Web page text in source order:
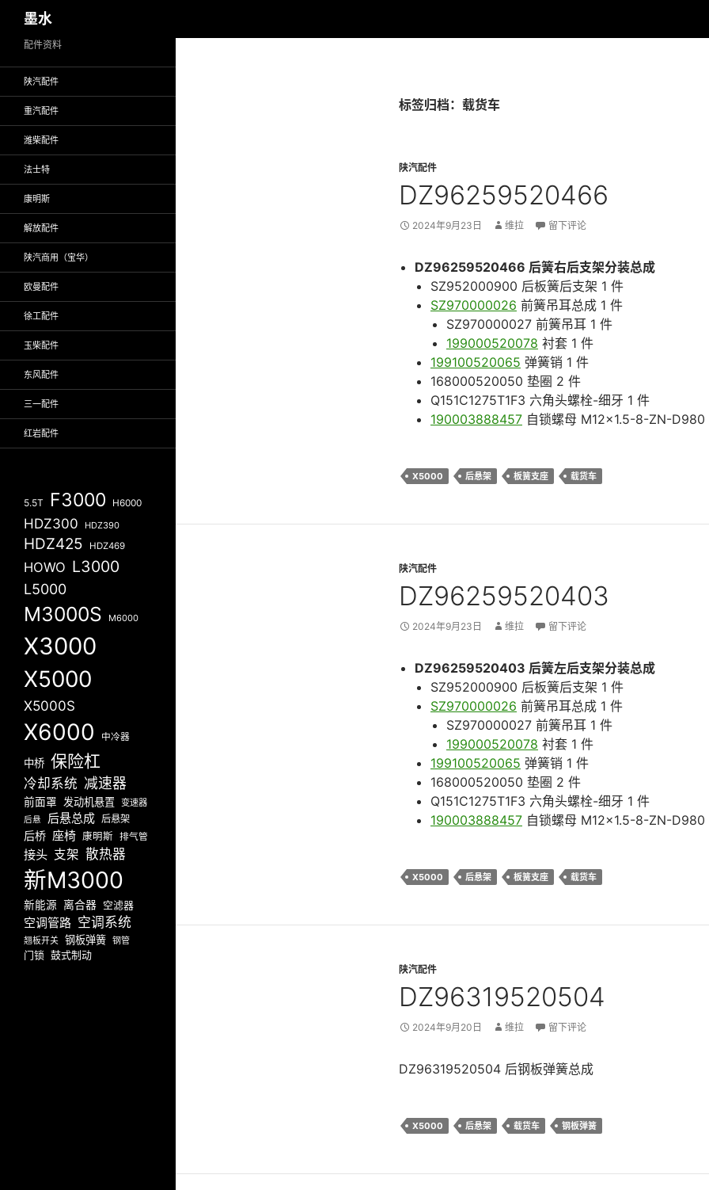
至
墨水
标签归档：载货车
陕汽配件
DZ96259520466
2024年9月23日 维拉 留下评论
DZ96259520466 后簧右后支架分装总成
SZ952000900 后板簧后支架 1 件
SZ970000026 前簧吊耳总成 1 件
SZ970000027 前簧吊耳 1 件
199000520078 衬套 1 件
199100520065 弹簧销 1 件
168000520050 垫圈 2 件
Q151C1275T1F3 六角头螺栓-细牙 1 件
190003888457 自锁螺母 M12×1.5-8-ZN-D980
X5000 后悬架 板簧支座 载货车
陕汽配件
DZ96259520403
2024年9月23日 维拉 留下评论
DZ96259520403 后簧左后支架分装总成
SZ952000900 后板簧后支架 1 件
SZ970000026 前簧吊耳总成 1 件
SZ970000027 前簧吊耳 1 件
199000520078 衬套 1 件
199100520065 弹簧销 1 件
168000520050 垫圈 2 件
Q151C1275T1F3 六角头螺栓-细牙 1 件
190003888457 自锁螺母 M12×1.5-8-ZN-D980
X5000 后悬架 板簧支座 载货车
陕汽配件
DZ96319520504
2024年9月20日 维拉 留下评论
DZ96319520504 后钢板弹簧总成
X5000 后悬架 载货车 钢板弹簧
配件资料
陕汽配件
重汽配件
潍柴配件
法士特
康明斯
解放配件
陕汽商用（宝华）
欧曼配件
徐工配件
玉柴配件
东风配件
三一配件
红岩配件
5.5T F3000 H6000
HDZ300 HDZ390
HDZ425 HDZ469
HOWO L3000
L5000
M3000S M6000
X3000
X5000
X5000S
X6000 中冷器
中桥 保险杠
冷却系统 减速器
前面罩 发动机悬置 变速器
后悬 后悬总成 后悬架
后桥 座椅 康明斯 排气管
接头 支架 散热器
新M3000
新能源 离合器 空滤器
空调管路 空调系统
翘板开关 钢板弹簧 钢管
门锁 鼓式制动